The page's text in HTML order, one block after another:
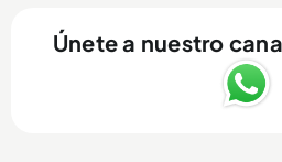
Únete a nuestro